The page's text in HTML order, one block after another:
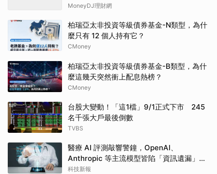
MoneyDJ理財網
柏瑞亞太非投資等級債券基金-N類型，為什
麼只有 12 個人持有它？
CMoney
柏瑞亞太非投資等級債券基金-B類型，為什
麼這幾天突然衝上配息熱榜？
CMoney
台股大變動！「這1檔」9/1正式下市 245
名千張大戶最後倒數
TVBS
醫療 AI 評測敲響警鐘，OpenAI、
Anthropic 等主流模型皆陷「資訊遺漏」盲
點
科技新報